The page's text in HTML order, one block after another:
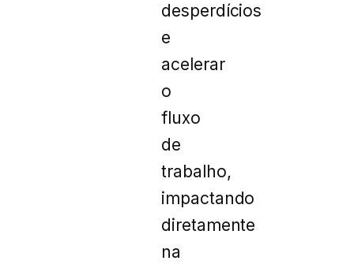
desperdícios
e
acelerar
o
fluxo
de
trabalho,
impactando
diretamente
na